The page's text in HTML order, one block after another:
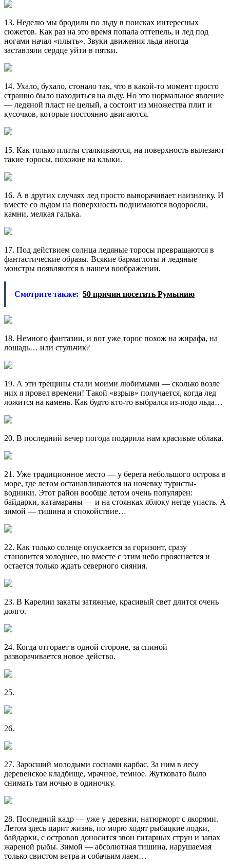
13. Неделю мы бродили по льду в поисках интересных
сюжетов. Как раз на это время попала оттепель, и лед под
ногами начал «плыть». Звуки движения льда иногда
заставляли сердце уйти в пятки.
14. Ухало, бухало, стонало так, что в какой-то момент просто
страшно было находиться на льду. Но это нормальное явление
— ледяной пласт не целый, а состоит из множества плит и
кусочков, которые постоянно двигаются.
15. Как только плиты сталкиваются, на поверхность вылезают
такие торосы, похожие на клыки.
16. А в других случаях лед просто выворачивает наизнанку. И
вместе со льдом на поверхность поднимаются водоросли,
камни, мелкая галька.
17. Под действием солнца ледяные торосы превращаются в
фантастические образы. Всякие бармаглоты и ледяные
монстры появляются в нашем воображении.
Смотрите также: 50 причин посетить Румынию
18. Немного фантазии, и вот уже торос похож на жирафа, на
лошадь… или стульчик?
19. А эти трещины стали моими любимыми — сколько возле
них я провел времени! Такой «взрыв» получается, когда лед
ложится на камень. Как будто кто-то выбрался из-подо льда…
20. В последний вечер погода подарила нам красивые облака.
21. Уже традиционное место — у берега небольшого острова в
море, где летом останавливаются на ночевку туристы-
водники. Этот район вообще летом очень популярен:
байдарки, катамараны — и на стоянках яблоку негде упасть. А
зимой — тишина и спокойствие…
22. Как только солнце опускается за горизонт, сразу
становится холоднее, но вместе с этим небо проясняется и
остается только ждать северного сияния.
23. В Карелии закаты затяжные, красивый свет длится очень
долго.
24. Когда отгорает в одной стороне, за спиной
разворачивается новое действо.
25.
26.
27. Заросший молодыми соснами карбас. За ним в лесу
деревенское кладбище, мрачное, темное. Жутковато было
снимать там ночью в одиночку.
28. Последний кадр — уже у деревни, натюрморт с якорями.
Летом здесь царит жизнь, по морю ходят рыбацкие лодки,
байдарки, с островов доносится звон гитарных струн и запах
жареной рыбы. Зимой — абсолютная тишина, нарушаемая
только свистом ветра и собачьим лаем…